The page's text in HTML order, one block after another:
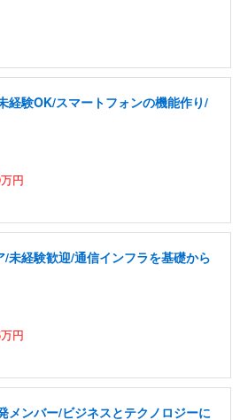
経験OK/スマートフォンの機能作り/
円
未経験歓迎/通信インフラを基礎から
円
メンバー/ビジネスとテクノロジーに